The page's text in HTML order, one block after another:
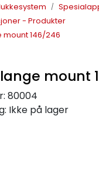
- Produkter
mount 146/246
mount
80004
Ikke på lager